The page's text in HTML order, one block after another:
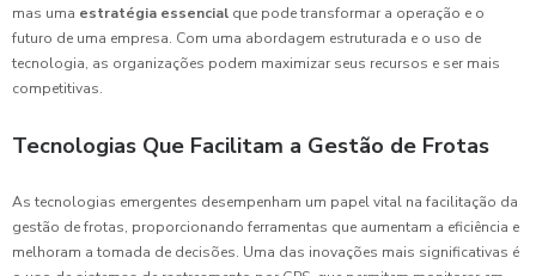
mas uma estratégia essencial que pode transformar a operação e o
futuro de uma empresa. Com uma abordagem estruturada e o uso de
tecnologia, as organizações podem maximizar seus recursos e ser mais
competitivas.
Tecnologias Que Facilitam a Gestão de Frotas
As tecnologias emergentes desempenham um papel vital na facilitação da
gestão de frotas, proporcionando ferramentas que aumentam a eficiência e
melhoram a tomada de decisões. Uma das inovações mais significativas é